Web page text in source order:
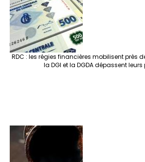
RDC : les régies financières mobilisent près
la DGI et la DGDA dépassent